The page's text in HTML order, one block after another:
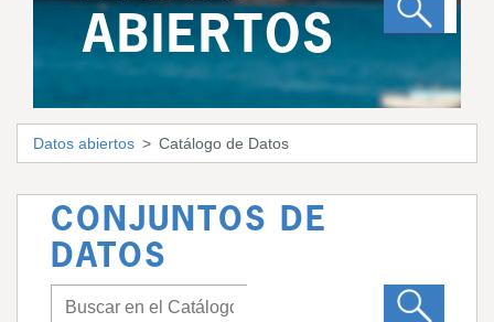
ABIERTOS
Datos abiertos Catálogo de Datos
CONJUNTOS DE
DATOS